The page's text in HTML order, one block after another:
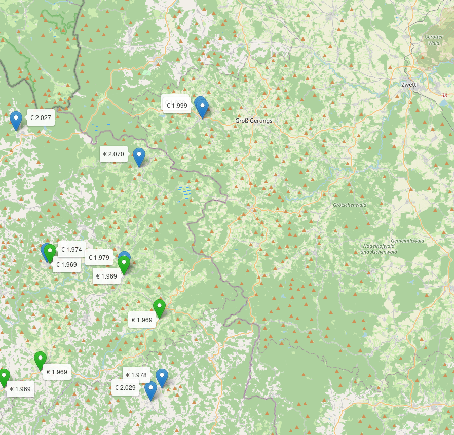
€ 1.969
€ 1.969
€ 1.969
€ 1.969
€ 1.969
€ 1.974
€ 1.978
€ 1.979
€ 1.999
€ 1.999
€ 2.027
€ 2.029
€ 2.070